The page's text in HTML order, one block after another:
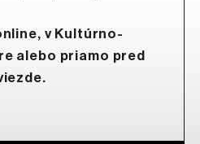
v Kultúrno-
alebo priamo pred